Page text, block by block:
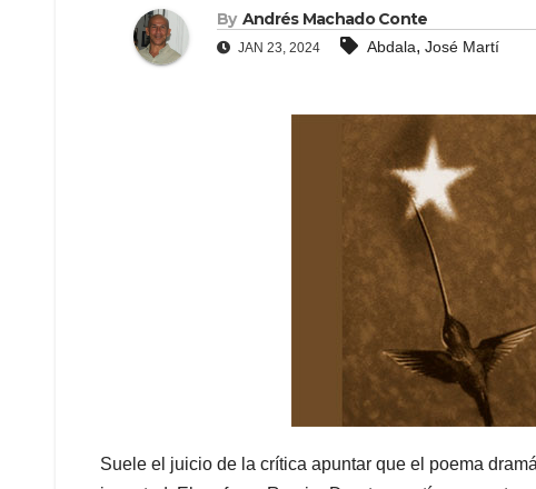
By Andrés Machado Conte
JAN 23, 2024 Abdala, José Martí
Suele el juicio de la crítica apuntar que el poema